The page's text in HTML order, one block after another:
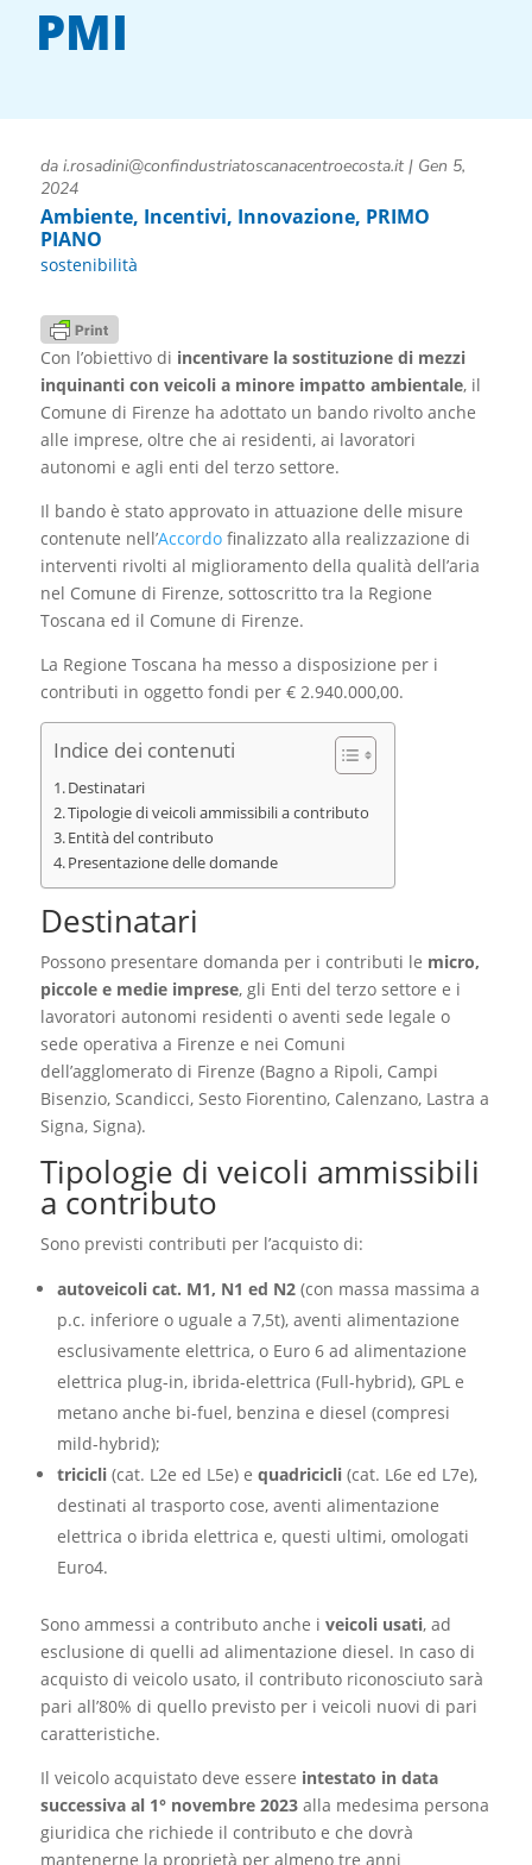
PMI
da i.rosadini@confindustriatoscanacentroecosta.it| Gen 5,
2024
Ambiente, Incentivi, Innovazione, PRIMO
PIANO
sostenibilità
Con l’obiettivo di incentivare la sostituzione di mezzi
inquinanti con veicoli a minore impatto ambientale, il
Comune di Firenze ha adottato un bando rivolto anche
alle imprese, oltre che ai residenti, ai lavoratori
autonomi e agli enti del terzo settore.
Il bando è stato approvato in attuazione delle misure
contenute nell’Accordofinalizzato alla realizzazione di
interventi rivolti al miglioramento della qualità dell’aria
nel Comune di Firenze, sottoscritto tra la Regione
Toscana ed il Comune di Firenze.
La Regione Toscana ha messo a disposizione per i
contributi in oggetto fondi per € 2.940.000,00.
Indice dei contenuti
Destinatari
Tipologie di veicoli ammissibili a contributo
Entità del contributo
Presentazione delle domande
Destinatari
Possono presentare domanda per i contributi le micro,
piccole e medie imprese, gli Enti del terzo settore e i
lavoratori autonomi residenti o aventi sede legale o
sede operativa a Firenze e nei Comuni
dell’agglomerato di Firenze (Bagno a Ripoli, Campi
Bisenzio, Scandicci, Sesto Fiorentino, Calenzano, Lastra a
Signa, Signa).
Tipologie di veicoli ammissibili
a contributo
Sono previsti contributi per l’acquisto di:
autoveicoli cat. M1, N1 ed N2(con massa massima a
p.c. inferiore o uguale a 7,5t), aventi alimentazione
esclusivamente elettrica, o Euro 6 ad alimentazione
elettrica plug-in, ibrida-elettrica (Full-hybrid), GPL e
metano anche bi-fuel, benzina e diesel (compresi
mild-hybrid);
tricicli(cat. L2e ed L5e) e quadricicli(cat. L6e ed L7e),
destinati al trasporto cose, aventi alimentazione
elettrica o ibrida elettrica e, questi ultimi, omologati
Euro4.
Sono ammessi a contributo anche i veicoli usati, ad
esclusione di quelli ad alimentazione diesel. In caso di
acquisto di veicolo usato, il contributo riconosciuto sarà
pari all’80% di quello previsto per i veicoli nuovi di pari
caratteristiche.
Il veicolo acquistato deve essere intestato in data
successiva al 1° novembre 2023alla medesima persona
giuridica che richiede il contributo e che dovrà
mantenerne la proprietà per almeno tre anni